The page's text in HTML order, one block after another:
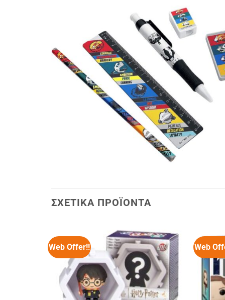
ΣΧΕΤΙΚΆ ΠΡΟΪΌΝΤΑ
Web Offer!! Web